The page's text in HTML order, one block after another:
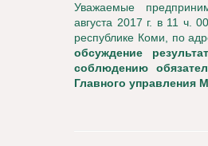
Уважаемые
августа 2017 г. в 11 ч.
республике Коми, по
обсуждение
соблюдению
Главного управления